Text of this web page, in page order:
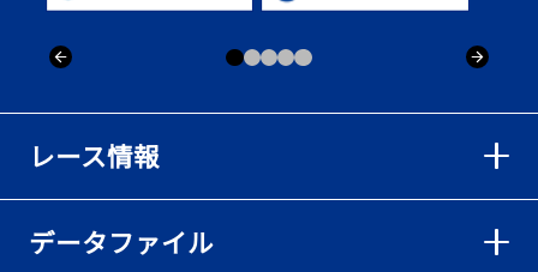
回りは良くなった」／常滑 - 日刊スポーツ
【ボートレース】島川海輝が逃げ切って準優勝負駆け成功、準優は
伸び意識の調整で／常滑 - 日刊スポーツ
【ボートレース】地元の荒木颯斗が有言実行の予選突破「そろそろ
レース情報
データファイル